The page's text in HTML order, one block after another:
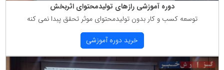
دوره آموزشی رازهای تولیدمحتوای اثربخش
توسعه كسب و كار بدون تولیدمحتوای موثر تحقق پبدا نمی كنه
خرید دوره آموزشی